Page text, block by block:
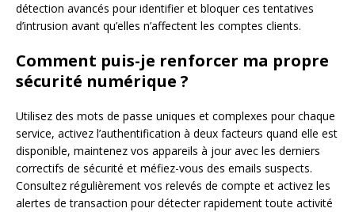
détection avancés pour identifier et bloquer ces tentatives
d’intrusion avant qu’elles n’affectent les comptes clients.
Comment puis-je renforcer ma propre
sécurité numérique ?
Utilisez des mots de passe uniques et complexes pour chaque
service, activez l’authentification à deux facteurs quand elle est
disponible, maintenez vos appareils à jour avec les derniers
correctifs de sécurité et méfiez-vous des emails suspects.
Consultez régulièrement vos relevés de compte et activez les
alertes de transaction pour détecter rapidement toute activité